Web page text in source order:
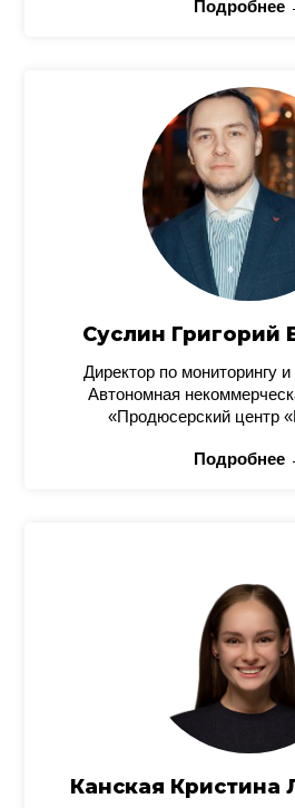
Подробнее
Суслин Григорий
Директор по мониторингу
Автономная
«Продюсерский центр
Подробнее
Канская Кристина